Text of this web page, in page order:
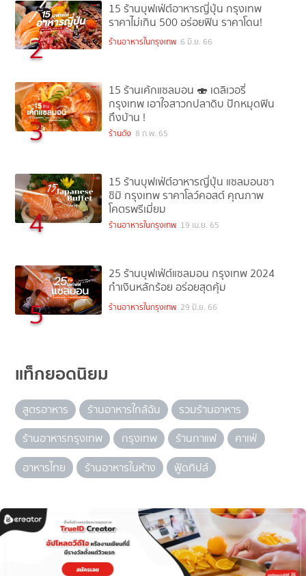
2
15 ร้านบุฟเฟ่ต์อาหารญี่ปุ่น กรุงเทพ
ราคาไม่เกิน 500 อร่อยฟิน ราคาโดน!
ร้านอาหารในกรุงเทพ 6 มิ.ย. 66
3
15 ร้านเค้กแซลมอน 🍣 เดลิเวอรี่
กรุงเทพ เอาใจสาวกปลาดิบ ปักหมุดฟิน
ถึงบ้าน !
ร้านดัง 8 ก.พ. 65
4
15 ร้านบุฟเฟ่ต์อาหารญี่ปุ่น แซลมอนซา
ชิมิ กรุงเทพ ราคาโลว์คอสต์ คุณภาพ
โคตรพรีเมี่ยม
ร้านอาหารในกรุงเทพ 19 เม.ย. 65
5
25 ร้านบุฟเฟ่ต์แซลมอน กรุงเทพ 2024
กำเงินหลักร้อย อร่อยสุดคุ้ม
ร้านอาหารในกรุงเทพ 29 มิ.ย. 66
แท็กยอดนิยม
สูตรอาหาร ร้านอาหารใกล้ฉัน
รวมร้านอาหาร
ร้านอาหารกรุงเทพ
กรุงเทพ ร้านกาแฟ
คาเฟ่
อาหารไทย
ร้านอาหารในห้าง ฟู้ดทิปส์